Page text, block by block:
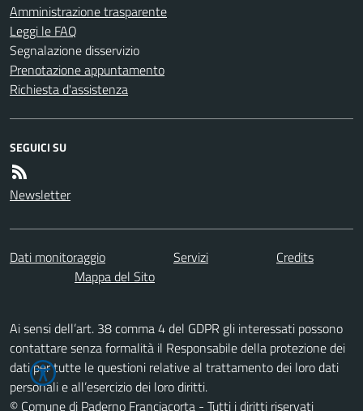
Amministrazione trasparente
Leggi le FAQ
Segnalazione disservizio
Prenotazione appuntamento
Richiesta d'assistenza
SEGUICI SU
Newsletter
Dati monitoraggio Servizi
Credits
Mappa del Sito
Ai sensi dell’art. 38 comma 4 del GDPR gli interessati possono
contattare senza formalità il Responsabile della protezione dei
dati per tutte le questioni relative al trattamento dei loro dati
personali e all’esercizio dei loro diritti.
© Comune di Paderno Franciacorta - Tutti i diritti riservati